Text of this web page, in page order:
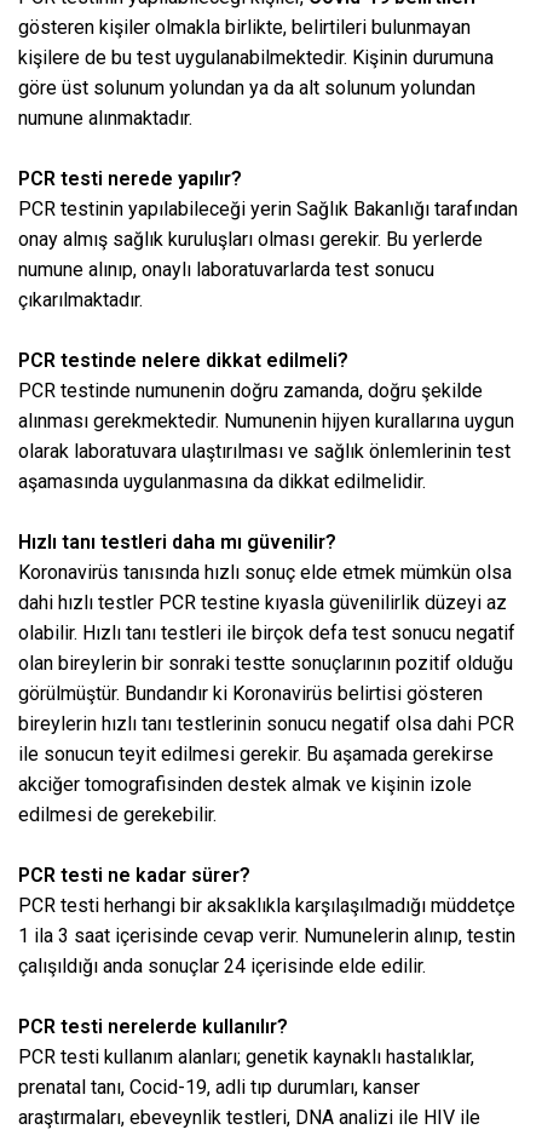
gösteren kişiler olmakla birlikte, belirtileri bulunmayan
kişilere de bu test uygulanabilmektedir. Kişinin durumuna
göre üst solunum yolundan ya da alt solunum yolundan
numune alınmaktadır.
PCR testi nerede yapılır?
PCR testinin yapılabileceği yerin Sağlık Bakanlığı tarafından
onay almış sağlık kuruluşları olması gerekir. Bu yerlerde
numune alınıp, onaylı laboratuvarlarda test sonucu
çıkarılmaktadır.
PCR testinde nelere dikkat edilmeli?
PCR testinde numunenin doğru zamanda, doğru şekilde
alınması gerekmektedir. Numunenin hijyen kurallarına uygun
olarak laboratuvara ulaştırılması ve sağlık önlemlerinin test
aşamasında uygulanmasına da dikkat edilmelidir.
Hızlı tanı testleri daha mı güvenilir?
Koronavirüs tanısında hızlı sonuç elde etmek mümkün olsa
dahi hızlı testler PCR testine kıyasla güvenilirlik düzeyi az
olabilir. Hızlı tanı testleri ile birçok defa test sonucu negatif
olan bireylerin bir sonraki testte sonuçlarının pozitif olduğu
görülmüştür. Bundandır ki Koronavirüs belirtisi gösteren
bireylerin hızlı tanı testlerinin sonucu negatif olsa dahi PCR
ile sonucun teyit edilmesi gerekir. Bu aşamada gerekirse
akciğer tomografisinden destek almak ve kişinin izole
edilmesi de gerekebilir.
PCR testi ne kadar sürer?
PCR testi herhangi bir aksaklıkla karşılaşılmadığı müddetçe
1 ila 3 saat içerisinde cevap verir. Numunelerin alınıp, testin
çalışıldığı anda sonuçlar 24 içerisinde elde edilir.
PCR testi nerelerde kullanılır?
PCR testi kullanım alanları; genetik kaynaklı hastalıklar,
prenatal tanı, Cocid-19, adli tıp durumları, kanser
araştırmaları, ebeveynlik testleri, DNA analizi ile HIV ile